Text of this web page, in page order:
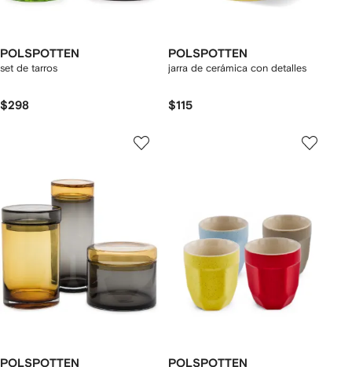
POLSPOTTEN
set de tarros
$298
POLSPOTTEN
jarra de cerámica con detalles
$115
POLSPOTTEN POLSPOTTEN